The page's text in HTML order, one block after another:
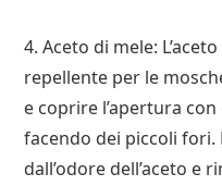
4. Aceto di mele:
repellente per le
e coprire l’apertura
facendo dei piccoli
dall’odore dell’aceto